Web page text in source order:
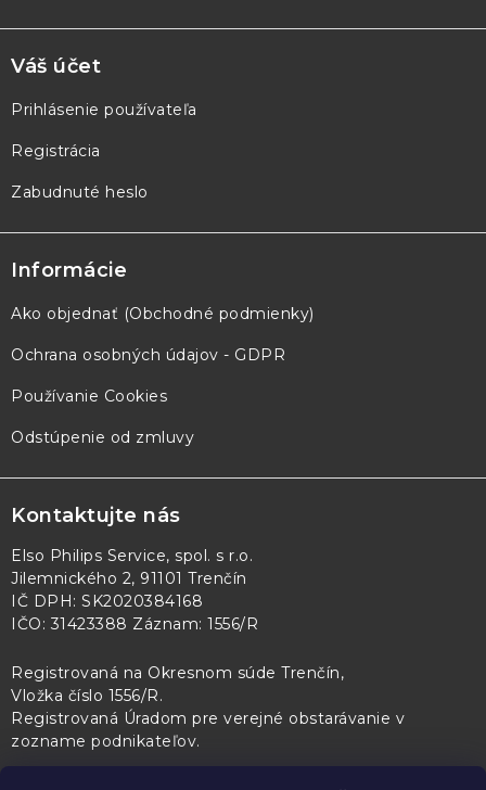
Váš účet
Prihlásenie používateľa
Registrácia
Zabudnuté heslo
Informácie
Ako objednať (Obchodné podmienky)
Ochrana osobných údajov - GDPR
Používanie Cookies
Odstúpenie od zmluvy
Kontaktujte nás
Elso Philips Service, spol. s r.o.
Jilemnického 2, 91101 Trenčín
IČ DPH: SK2020384168
IČO: 31423388 Záznam: 1556/R
Registrovaná na Okresnom súde Trenčín,
Vložka číslo 1556/R.
Registrovaná Úradom pre verejné obstarávanie v
zozname podnikateľov.